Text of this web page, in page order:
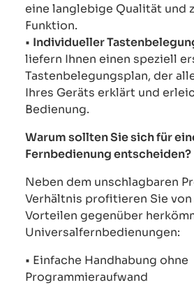
eine langlebige Qualität und
Funktion.
• Individueller
liefern Ihnen einen speziell
Tastenbelegungsplan, der
Ihres Geräts erklärt und
Bedienung.
Warum sollten Sie sich für
Fernbedienung entscheiden?
Neben dem unschlagbaren
Verhältnis profitieren Sie
Vorteilen gegenüber
Universalfernbedienungen:
• Einfache Handhabung ohne
Programmieraufwand